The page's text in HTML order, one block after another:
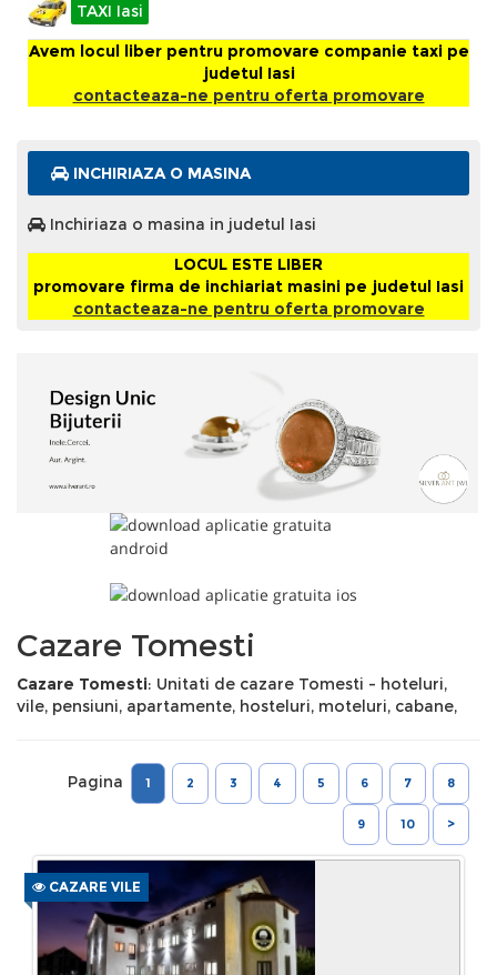
TAXI Iasi
Avem locul liber pentru promovare companie taxi pe
judetul Iasi
contacteaza-ne pentru oferta promovare
INCHIRIAZA O MASINA
Inchiriaza o masina in judetul Iasi
LOCUL ESTE LIBER
promovare firma de inchiariat masini pe judetul Iasi
contacteaza-ne pentru oferta promovare
Cazare Tomesti
Cazare Tomesti: Unitati de cazare Tomesti - hoteluri,
vile, pensiuni, apartamente, hosteluri, moteluri, cabane,
Pagina 1 2 3 4 5 6 7 8
9 10 >
CAZARE VILE